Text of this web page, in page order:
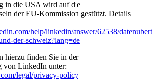
in die USA wird auf die
der EU-Kommission gestützt. Details
help/linkedin/answer/62538/
der-schweiz?lang=de
hierzu finden Sie in der
von LinkedIn unter:
legal/privacy-policy